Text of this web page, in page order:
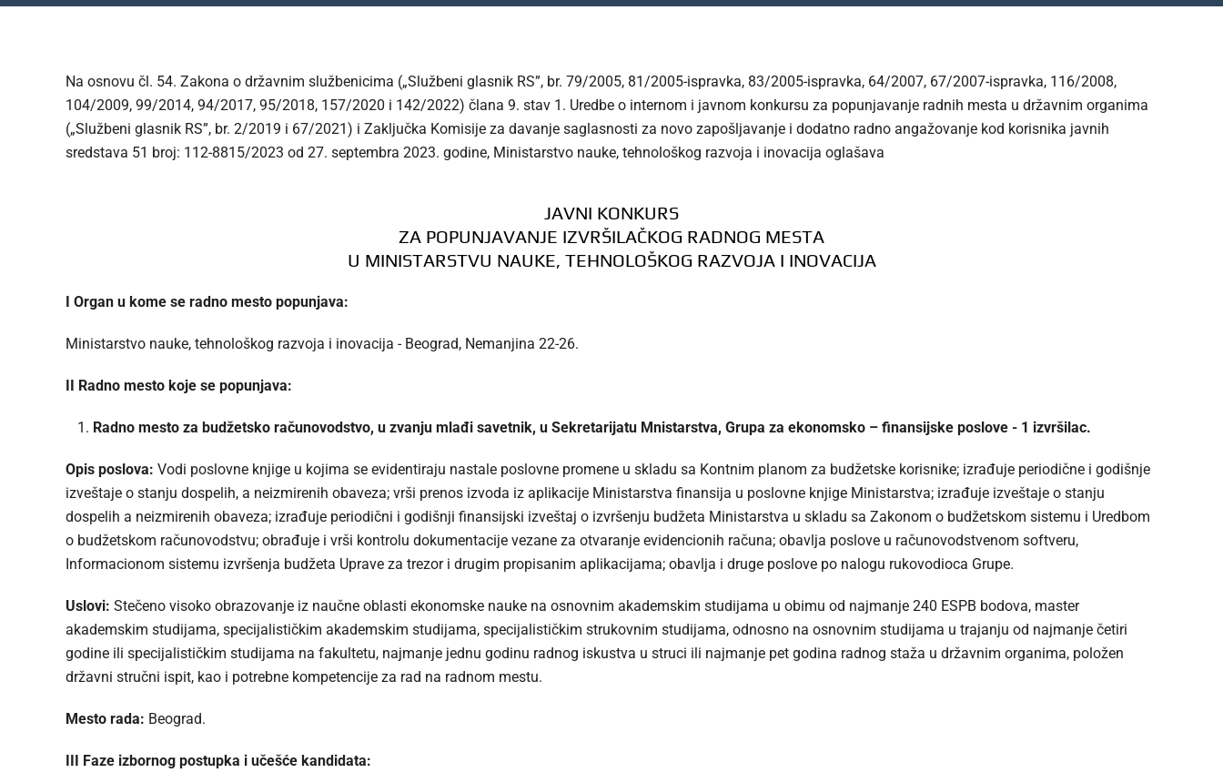
Na osnovu čl. 54. Zakona o državnim službenicima („Službeni glasnik RS”, br. 79/2005, 81/2005-ispravka, 83/2005-ispravka, 64/2007, 67/2007-ispravka, 116/2008,
104/2009, 99/2014, 94/2017, 95/2018, 157/2020 i 142/2022) člana 9. stav 1. Uredbe o internom i javnom konkursu za popunjavanje radnih mesta u državnim organima
(„Službeni glasnik RS”, br. 2/2019 i 67/2021) i Zaključka Komisije za davanje saglasnosti za novo zapošljavanje i dodatno radno angažovanje kod korisnika javnih
sredstava 51 broj: 112-8815/2023 od 27. septembra 2023. godine, Ministarstvo nauke, tehnološkog razvoja i inovacija oglašava
JAVNI KONKURS
ZA POPUNJAVANJE IZVRŠILAČKOG RADNOG MESTA
U MINISTARSTVU NAUKE, TEHNOLOŠKOG RAZVOJA I INOVACIJA
I Organ u kome se radno mesto popunjava:
Ministarstvo nauke, tehnološkog razvoja i inovacija - Beograd, Nemanjina 22-26.
II Radno mesto koje se popunjava:
Radno mesto za budžetsko računovodstvo, u zvanju mlađi savetnik, u Sekretarijatu Mnistarstva, Grupa za ekonomsko – finansijske poslove - 1 izvršilac.
Opis poslova: Vodi poslovne knjige u kojima se evidentiraju nastale poslovne promene u skladu sa Kontnim planom za budžetske korisnike; izrađuje periodične i godišnje
izveštaje o stanju dospelih, a neizmirenih obaveza; vrši prenos izvoda iz aplikacije Ministarstva finansija u poslovne knjige Ministarstva; izrađuje izveštaje o stanju
dospelih a neizmirenih obaveza; izrađuje periodični i godišnji finansijski izveštaj o izvršenju budžeta Ministarstva u skladu sa Zakonom o budžetskom sistemu i Uredbom
o budžetskom računovodstvu; obrađuje i vrši kontrolu dokumentacije vezane za otvaranje evidencionih računa; obavlja poslove u računovodstvenom softveru,
Informacionom sistemu izvršenja budžeta Uprave za trezor i drugim propisanim aplikacijama; obavlja i druge poslove po nalogu rukovodioca Grupe.
Uslovi: Stečeno visoko obrazovanje iz naučne oblasti ekonomske nauke na osnovnim akademskim studijama u obimu od najmanje 240 ESPB bodova, master
akademskim studijama, specijalističkim akademskim studijama, specijalističkim strukovnim studijama, odnosno na osnovnim studijama u trajanju od najmanje četiri
godine ili specijalističkim studijama na fakultetu, najmanje jednu godinu radnog iskustva u struci ili najmanje pet godina radnog staža u državnim organima, položen
državni stručni ispit, kao i potrebne kompetencije za rad na radnom mestu.
Mesto rada: Beograd.
III Faze izbornog postupka i učešće kandidata: